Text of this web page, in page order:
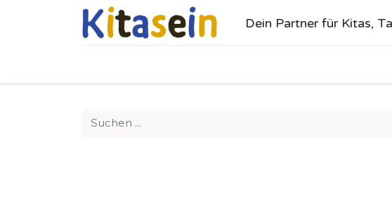
Dein Partner für Kitas,